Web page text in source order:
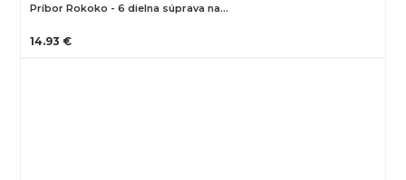
Príbor Rokoko - 6 dielna súprava na…
14.93 €